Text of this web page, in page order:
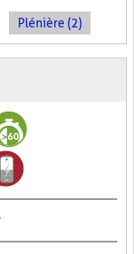
Plénière (2)